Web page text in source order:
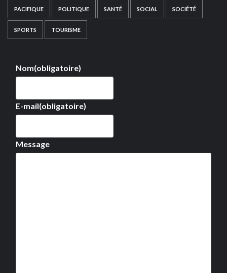
PACIFIQUE POLITIQUE SANTÉ SOCIAL SOCIÉTÉ
SPORTS TOURISME
Nom(obligatoire)
E-mail(obligatoire)
Message